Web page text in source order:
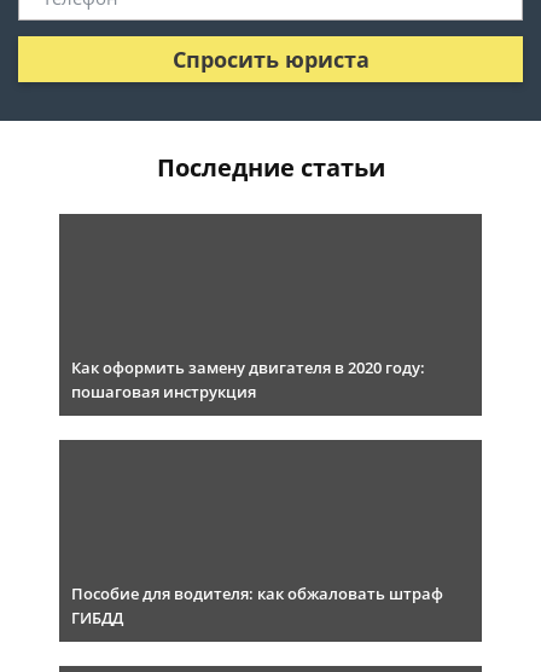
Спросить юриста
Последние статьи
Как оформить замену двигателя в 2020 году:
пошаговая инструкция
Пособие для водителя: как обжаловать штраф
ГИБДД